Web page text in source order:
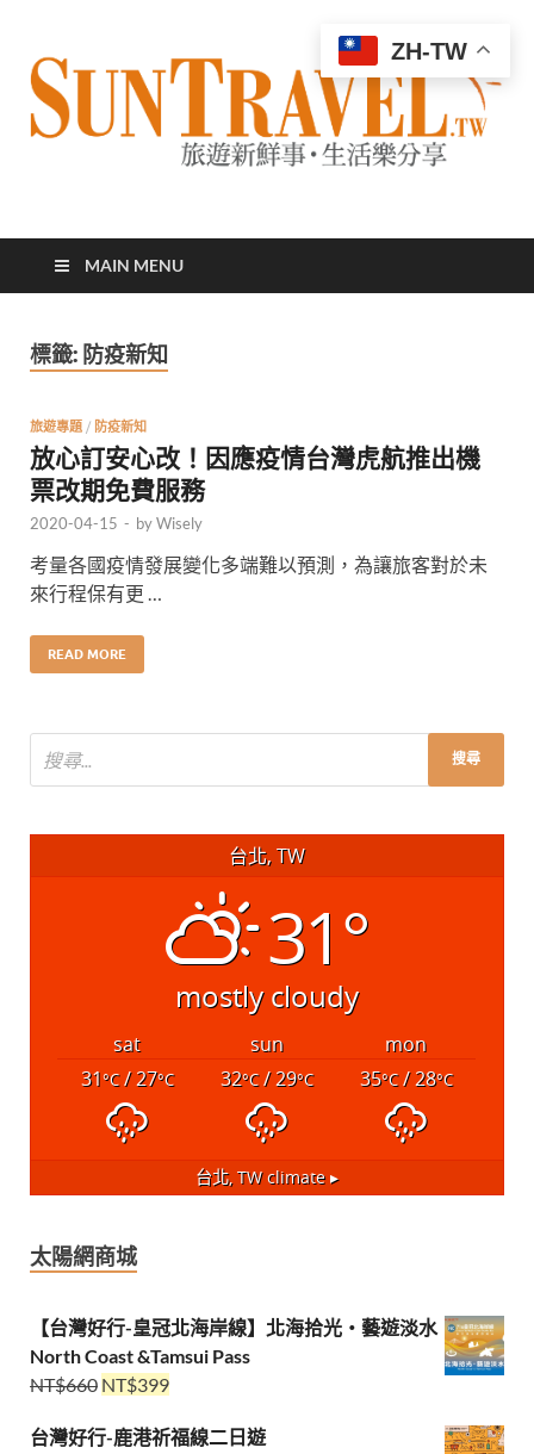
太陽網
MAIN MENU
標籤: 防疫新知
旅遊專題 / 防疫新知
放心訂安心改！因應疫情台灣虎航推出機
票改期免費服務
2020-04-15 - byWisely
考量各國疫情發展變化多端難以預測，為讓旅客對於未
來行程保有更 …
READ MORE
台北, TW
31°
mostly cloudy
sat sun
mon
31°C/ 27°C 32°C/ 29°C 35°C/ 28°C
台北, TWclimate ▸
太陽網商城
【台灣好行-皇冠北海岸線】北海拾光・藝遊淡水
North Coast &Tamsui Pass
NT$660 NT$399
台灣好行-鹿港祈福線二日遊
ZH-TW